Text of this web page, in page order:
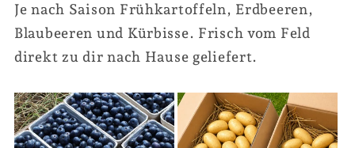
Je nach Saison Frühkartoffeln, Erdbeeren,
Blaubeeren und Kürbisse. Frisch vom Feld
direkt zu dir nach Hause geliefert.